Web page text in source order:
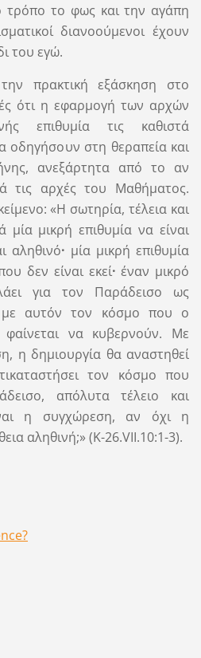
τρόπο το φως και την αγάπη
διανοούμενοι έχουν
του εγώ.
πρακτική εξάσκηση στο
ότι η εφαρμογή των αρχών
επιθυμία τις καθιστά
οδηγήσουν στη θεραπεία και
ανεξάρτητα από το αν
τις αρχές του Μαθήματος.
«Η σωτηρία, τέλεια και
μικρή επιθυμία να είναι
αληθινό· μία μικρή επιθυμία
δεν είναι εκεί·έναν μικρό
για τον Παράδεισο ως
αυτόν τον κόσμο που ο
να κυβερνούν. Με
η δημιουργία θα αναστηθεί
τον κόσμο που
απόλυτα τέλειο και
η συγχώρεση, αν όχι η
αληθινή;» (Κ-26.VII.10:1-3).